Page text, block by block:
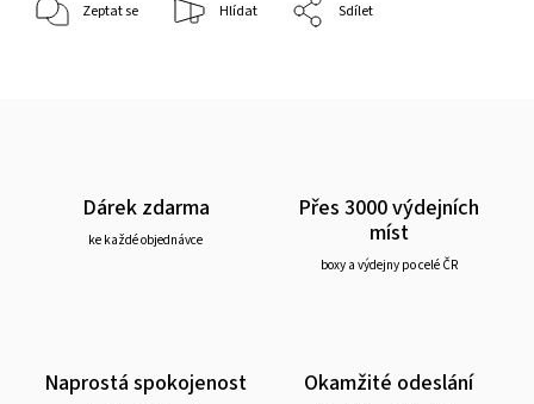
Zeptat se Hlídat Sdílet
Dárek zdarma
ke každé objednávce
Přes 3000 výdejních
míst
boxy a výdejny po celé ČR
Naprostá spokojenost Okamžité odeslání